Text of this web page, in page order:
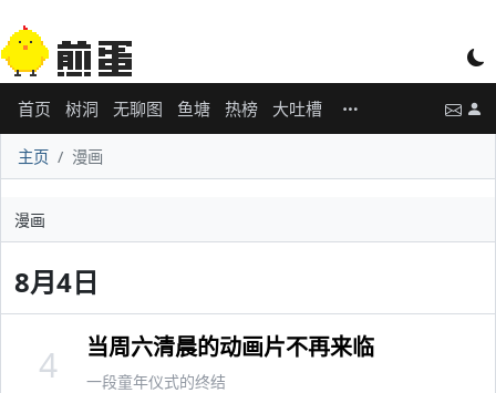
首页 树洞 无聊图 鱼塘 热榜 大吐槽
主页 漫画
漫画
8月4日
当周六清晨的动画片不再来临
一段童年仪式的终结
4